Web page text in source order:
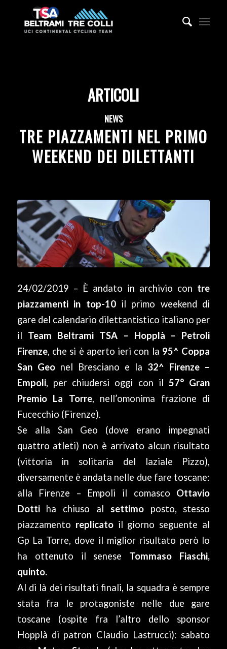
ARTICOLI
NEWS
TRE PIAZZAMENTI NEL PRIMO
WEEKEND DEI DILETTANTI
24/02/2019 – È andato in archivio con tre
piazzamenti in top-10il primo weekend di
gare del calendario dilettantistico italiano per
il Team Beltrami TSA – Hopplà – Petroli
Firenze, che si è aperto ieri con la 95^ Coppa
San Geonel Bresciano e la 32^ Firenze –
Empoli, per chiudersi oggi con il57° Gran
Premio La Torre, nell’omonima frazione di
Fucecchio (Firenze).
Se alla San Geo (dove erano impegnati
quattro atleti) non è arrivato alcun risultato
(vittoria in solitaria del laziale Pizzo),
diversamente è andata nelle due fare toscane:
alla Firenze – Empoli il comasco Ottavio
Dottiha chiuso al settimo posto, stesso
piazzamento replicato il giorno seguente al
Gp La Torre, dove il miglior risultato però lo
ha ottenuto il senese Tommaso Fiaschi,
quinto.
Al di là dei risultati finali, la squadra è sempre
stata fra le protagoniste nelle due gare
toscane (ospite fra l’altro dello sponsor
Hopplà di patron Claudio Lastrucci): sabato